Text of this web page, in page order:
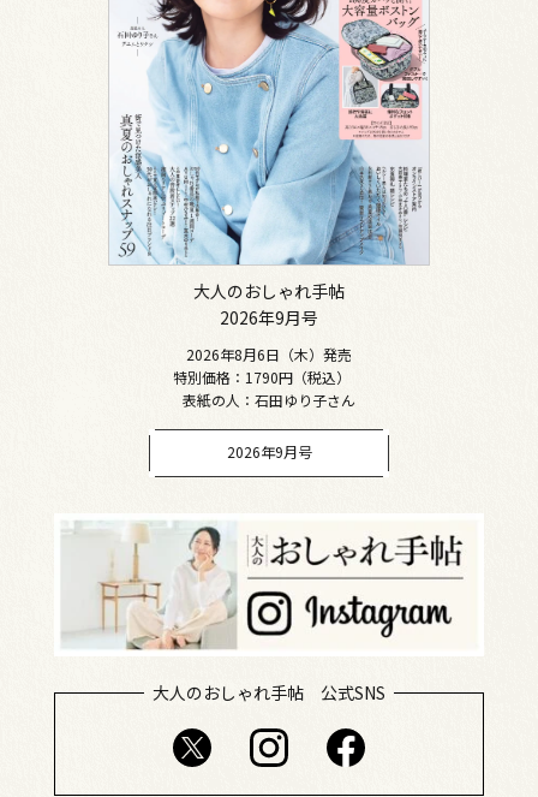
大人のおしゃれ手帖
2026年9月号
2026年8月6日（木）発売
特別価格：1790円（税込）
表紙の人：石田ゆり子さん
2026年9月号
大人のおしゃれ手帖 公式SNS